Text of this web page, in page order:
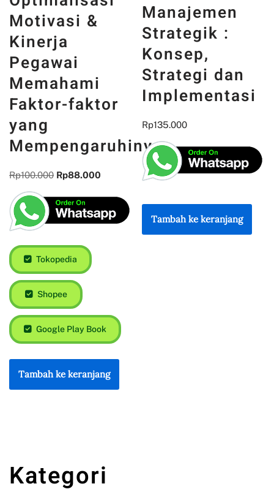
Motivasi &
Kinerja
Pegawai
Memahami
Faktor-faktor
yang
Mempengaruhinya
Rp100.000 Rp88.000
Tokopedia
Shopee
Google Play Book
Tambah ke keranjang
Manajemen
Strategik :
Konsep,
Strategi dan
Implementasi
Rp135.000
Tambah ke keranjang
Kategori